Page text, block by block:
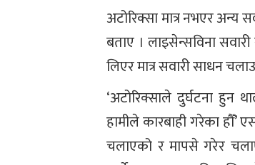
अटोरिक्सा मात्र नभएर अन्य
बताए । लाइसेन्सविना
लिएर मात्र सवारी साधन
‘अटोरिक्साले दुर्घटना हुन
हामीले कारबाही गरेका हौँ’
चलाएको र मापसे गरेर